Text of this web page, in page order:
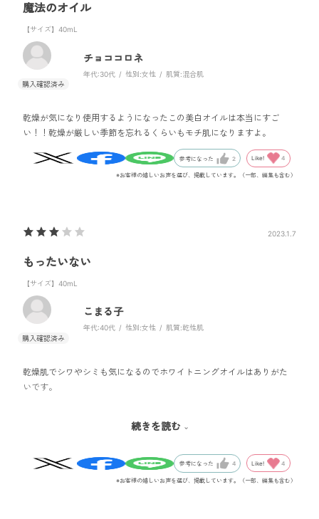
魔法のオイル
【サイズ】40mL
チョココロネ
年代:30代 性別:女性 肌質:混合肌
乾燥が気になり使用するようになったこの美白オイルは本当にすご
い！！乾燥が厳しい季節を忘れるくらいもモチ肌になりますよ。
参考になった 2 Like! 4
※お客様の嬉しいお声を選び、掲載しています。（一部、編集も含む）
2023.1.7
もったいない
【サイズ】40mL
こまる子
年代:40代 性別:女性 肌質:乾性肌
乾燥肌でシワやシミも気になるのでホワイトニングオイルはありがた
いです。
毎回残念だと思いながら使ってます。一滴量も少なく肌と手のひらの
ただ、本当に肌はしっとり明るくなります。
続きを読む
参考になった 4 Like! 4
※お客様の嬉しいお声を選び、掲載しています。（一部、編集も含む）